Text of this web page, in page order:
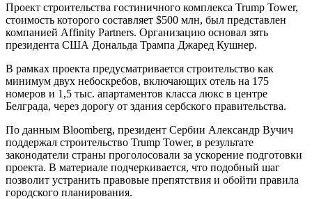
Проект строительства гостиничного комплекса Trump Tower,
стоимость которого составляет $500 млн, был представлен
компанией Affinity Partners. Организацию основал зять
президента США Дональда Трампа Джаред Кушнер.
В рамках проекта предусматривается строительство как
минимум двух небоскребов, включающих отель на 175
номеров и 1,5 тыс. апартаментов класса люкс в центре
Белграда, через дорогу от здания сербского правительства.
По данным Bloomberg, президент Сербии Александр Вучич
поддержал строительство Trump Tower, в результате
законодатели страны проголосовали за ускорение подготовки
проекта. В материале подчеркивается, что подобный шаг
позволит устранить правовые препятствия и обойти правила
городского планирования.